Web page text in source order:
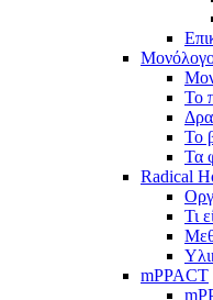
Το
Το
Τα
Radical
Τι
mPPACT